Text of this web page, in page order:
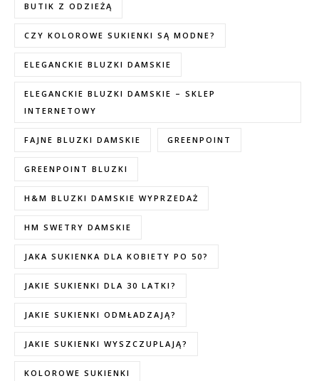
BUTIK Z ODZIEŻĄ
CZY KOLOROWE SUKIENKI SĄ MODNE?
ELEGANCKIE BLUZKI DAMSKIE
ELEGANCKIE BLUZKI DAMSKIE – SKLEP
INTERNETOWY
FAJNE BLUZKI DAMSKIE GREENPOINT
GREENPOINT BLUZKI
H&M BLUZKI DAMSKIE WYPRZEDAŻ
HM SWETRY DAMSKIE
JAKA SUKIENKA DLA KOBIETY PO 50?
JAKIE SUKIENKI DLA 30 LATKI?
JAKIE SUKIENKI ODMŁADZAJĄ?
JAKIE SUKIENKI WYSZCZUPLAJĄ?
KOLOROWE SUKIENKI